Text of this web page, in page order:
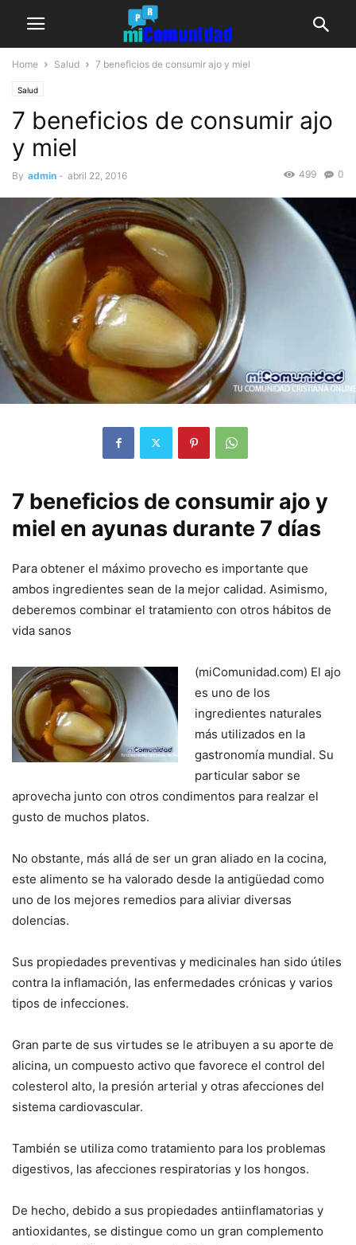
Home Salud 7 beneficios de consumir ajo y miel
Salud
7 beneficios de consumir ajo
y miel
By admin - abril 22, 2016 0
499
7 beneficios de consumir ajo y
miel en ayunas durante 7 días
Para obtener el máximo provecho es importante que
ambos ingredientes sean de la mejor calidad. Asimismo,
deberemos combinar el tratamiento con otros hábitos de
vida sanos
(miComunidad.com) El ajo
es uno de los
ingredientes naturales
más utilizados en la
gastronomía mundial. Su
particular sabor se
aprovecha junto con otros condimentos para realzar el
gusto de muchos platos.
No obstante, más allá de ser un gran aliado en la cocina,
este alimento se ha valorado desde la antigüedad como
uno de los mejores remedios para aliviar diversas
dolencias.
Sus propiedades preventivas y medicinales han sido útiles
contra la inflamación, las enfermedades crónicas y varios
tipos de infecciones.
Gran parte de sus virtudes se le atribuyen a su aporte de
alicina, un compuesto activo que favorece el control del
colesterol alto, la presión arterial y otras afecciones del
sistema cardiovascular.
También se utiliza como tratamiento para los problemas
digestivos, las afecciones respiratorias y los hongos.
De hecho, debido a sus propiedades antiinflamatorias y
antioxidantes, se distingue como un gran complemento